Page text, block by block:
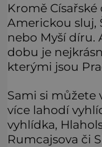
Kromě
Americkou sluj,
nebo Myší díru.
dobu je
kterými jsou
Sami si můžete
více lahodí
vyhlídka,
Rumcajsova či